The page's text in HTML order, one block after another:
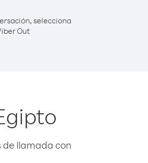
selecciona
Out
de llamada con